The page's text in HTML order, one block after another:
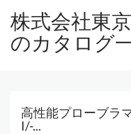
株式会社東
のカタログ
高性能プローブラ
I/-...